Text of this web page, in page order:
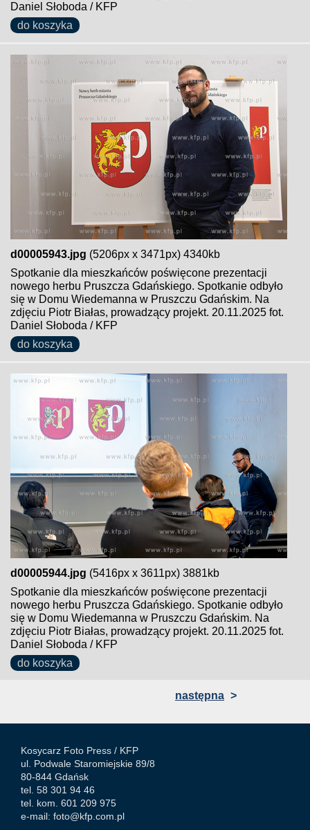
Daniel Słoboda / KFP
do koszyka
d00005943.jpg (5206px x 3471px) 4340kb
Spotkanie dla mieszkańców poświęcone prezentacji
nowego herbu Pruszcza Gdańskiego. Spotkanie odbyło
się w Domu Wiedemanna w Pruszczu Gdańskim. Na
zdjęciu Piotr Białas, prowadzący projekt. 20.11.2025 fot.
Daniel Słoboda / KFP
do koszyka
d00005944.jpg (5416px x 3611px) 3881kb
Spotkanie dla mieszkańców poświęcone prezentacji
nowego herbu Pruszcza Gdańskiego. Spotkanie odbyło
się w Domu Wiedemanna w Pruszczu Gdańskim. Na
zdjęciu Piotr Białas, prowadzący projekt. 20.11.2025 fot.
Daniel Słoboda / KFP
do koszyka
następna >
Kosycarz Foto Press / KFP
ul. Podwale Staromiejskie 89/8
80-844 Gdańsk
tel. 58 301 94 46
tel. kom. 601 209 975
e-mail: foto@kfp.com.pl